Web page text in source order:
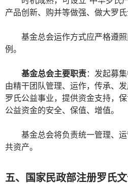
产品创新、购并等做强、做大罗氏
基金总会运作方式应严格遵
例。
基金总会主要职责：发起募
由精干团队管理、运作，传承、
罗氏公益事业，提供资金支持，
公益资金的安全、保值、增值。
基金总会将负责统一管理、
共资产。
五、国家民政部注册罗氏